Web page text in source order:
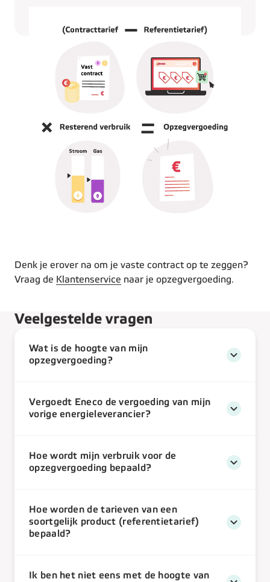
Denk je erover na om je vaste contract op te zeggen?
Vraag de Klantenservice naar je opzegvergoeding.
Veelgestelde vragen
Wat is de hoogte van mijn
opzegvergoeding?
Vergoedt Eneco de vergoeding van mijn
vorige energieleverancier?
Hoe wordt mijn verbruik voor de
opzegvergoeding bepaald?
Hoe worden de tarieven van een
soortgelijk product (referentietarief)
bepaald?
Ik ben het niet eens met de hoogte van